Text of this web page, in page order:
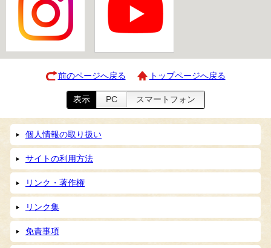
前のページへ戻る トップページへ戻る
表示 PC スマートフォン
個人情報の取り扱い
サイトの利用方法
リンク・著作権
リンク集
免責事項